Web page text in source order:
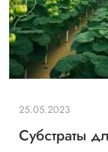
Субстраты
25.05.2023